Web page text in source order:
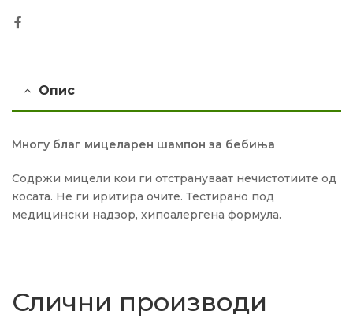
Опис
Многу благ мицеларен шампон за бебиња
Содржи мицели кои ги отстрануваат нечистотиите од
косата. Не ги иритира очите. Тестирано под
медицински надзор, хипоалергена формула.
Слични производи